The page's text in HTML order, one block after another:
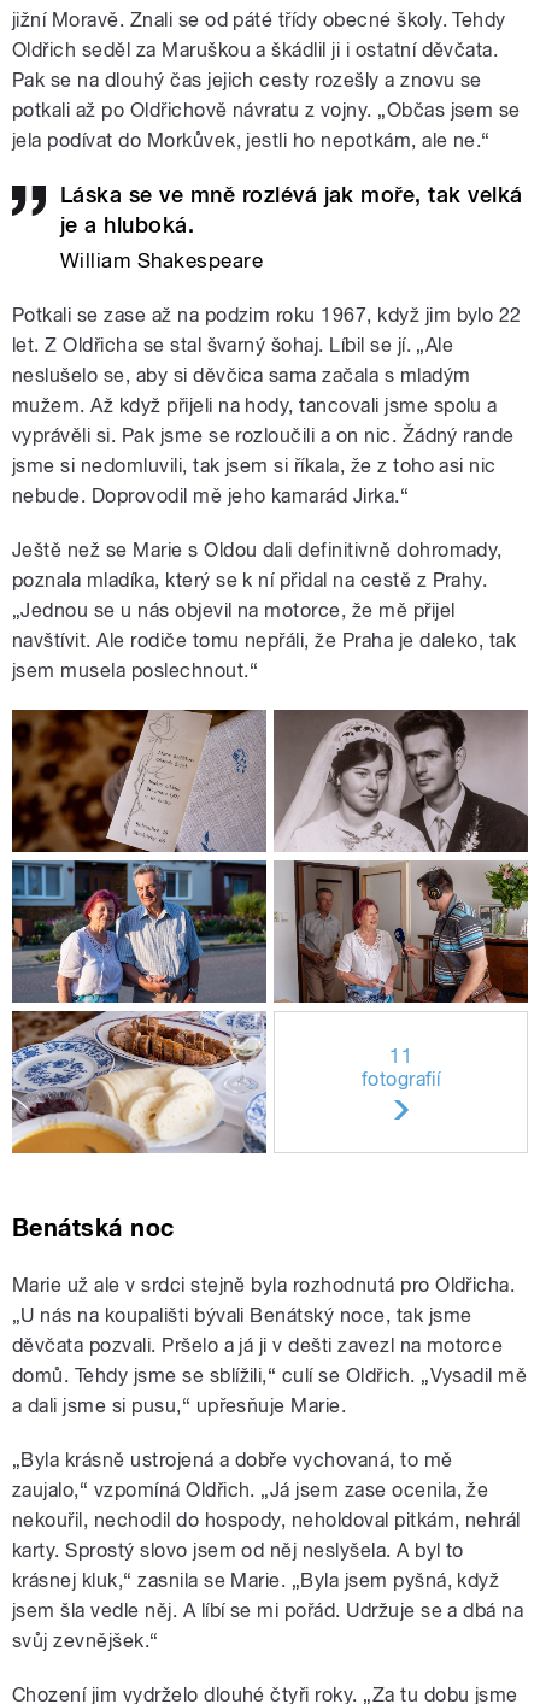
jižní Moravě. Znali se od páté třídy obecné školy. Tehdy
Oldřich seděl za Maruškou a škádlil ji i ostatní děvčata.
Pak se na dlouhý čas jejich cesty rozešly a znovu se
potkali až po Oldřichově návratu z vojny. „Občas jsem se
jela podívat do Morkůvek, jestli ho nepotkám, ale ne.“
Láska se ve mně rozlévá jak moře, tak velká
je a hluboká.
William Shakespeare
Potkali se zase až na podzim roku 1967, když jim bylo 22
let. Z Oldřicha se stal švarný šohaj. Líbil se jí. „Ale
neslušelo se, aby si děvčica sama začala s mladým
mužem. Až když přijeli na hody, tancovali jsme spolu a
vyprávěli si. Pak jsme se rozloučili a on nic. Žádný rande
jsme si nedomluvili, tak jsem si říkala, že z toho asi nic
nebude. Doprovodil mě jeho kamarád Jirka.“
Ještě než se Marie s Oldou dali definitivně dohromady,
poznala mladíka, který se k ní přidal na cestě z Prahy.
„Jednou se u nás objevil na motorce, že mě přijel
navštívit. Ale rodiče tomu nepřáli, že Praha je daleko, tak
jsem musela poslechnout.“
11
fotografií
Benátská noc
Marie už ale v srdci stejně byla rozhodnutá pro Oldřicha.
„U nás na koupališti bývali Benátský noce, tak jsme
děvčata pozvali. Pršelo a já ji v dešti zavezl na motorce
domů. Tehdy jsme se sblížili,“ culí se Oldřich. „Vysadil mě
a dali jsme si pusu,“ upřesňuje Marie.
„Byla krásně ustrojená a dobře vychovaná, to mě
zaujalo,“ vzpomíná Oldřich. „Já jsem zase ocenila, že
nekouřil, nechodil do hospody, neholdoval pitkám, nehrál
karty. Sprostý slovo jsem od něj neslyšela. A byl to
krásnej kluk,“ zasnila se Marie. „Byla jsem pyšná, když
jsem šla vedle něj. A líbí se mi pořád. Udržuje se a dbá na
svůj zevnějšek.“
Chození jim vydrželo dlouhé čtyři roky. „Za tu dobu jsme